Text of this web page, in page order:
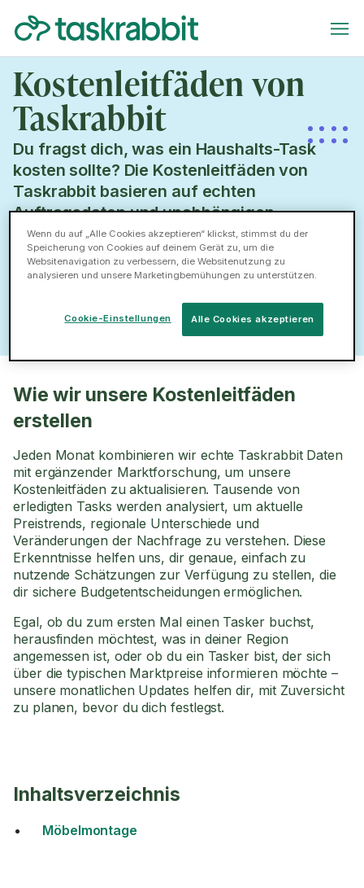
Kostenleitfäden von
Taskrabbit
Du fragst dich, was ein Haushalts-Task
kosten sollte? Die Kostenleitfäden von
Taskrabbit basieren auf echten
Auftragsdaten und unabhängigen
Untersuchungen in Deutschland. Darin
findest du klare und aktuelle
Preisinformationen für deine
Kostenleitfäden ansehen
Wie wir unsere Kostenleitfäden
erstellen
Jeden Monat kombinieren wir echte Taskrabbit Daten
mit ergänzender Marktforschung, um unsere
Kostenleitfäden zu aktualisieren. Tausende von
erledigten Tasks werden analysiert, um aktuelle
Preistrends, regionale Unterschiede und
Veränderungen der Nachfrage zu verstehen. Diese
Erkenntnisse helfen uns, dir genaue, einfach zu
nutzende Schätzungen zur Verfügung zu stellen, die
dir sichere Budgetentscheidungen ermöglichen.
Egal, ob du zum ersten Mal einen Tasker buchst,
herausfinden möchtest, was in deiner Region
angemessen ist, oder ob du ein Tasker bist, der sich
über die typischen Marktpreise informieren möchte –
unsere monatlichen Updates helfen dir, mit Zuversicht
zu planen, bevor du dich festlegst.
Inhaltsverzeichnis
Möbelmontage
Wenn du auf „Alle Cookies akzeptieren“ klickst, stimmst du der
Speicherung von Cookies auf deinem Gerät zu, um die
Websitenavigation zu verbessern, die Websitenutzung zu
analysieren und unsere Marketingbemühungen zu unterstützen.
Alle Cookies akzeptieren
Cookie-Einstellungen